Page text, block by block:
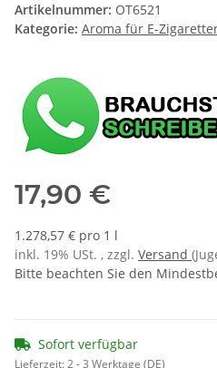
Artikelnummer: OT6521
Kategorie: Aroma für E-
17,90 €
1.278,57 € pro 1 l
inkl. 19% USt. , zzgl. Versand
Bitte beachten Sie den
Sofort verfügbar
Lieferzeit:2 - 3 Werktage (DE)